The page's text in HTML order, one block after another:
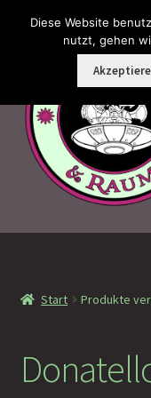
Zur
Navigation
Zum
Faramotos
MagicCon Münzen –
Start Produkte
Diese Website
nutzt, gehen